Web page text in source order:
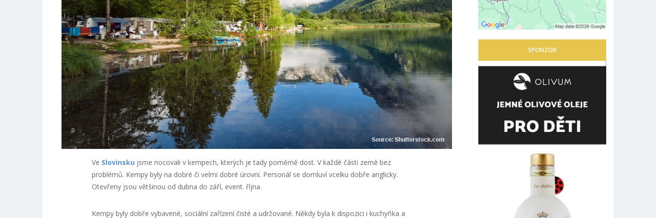
Ve Slovinsku jsme nocovali v kempech, kterých je tady poměrně dost. V každé části země bez
problémů. Kempy byly na dobré či velmi dobré úrovni. Personál se domluví vcelku dobře anglicky.
Otevřeny jsou většinou od dubna do září, event. října.
Kempy byly dobře vybavené, sociální zařízení čisté a udržované. Někdy byla k dispozici i kuchyňka a
SPONZOR